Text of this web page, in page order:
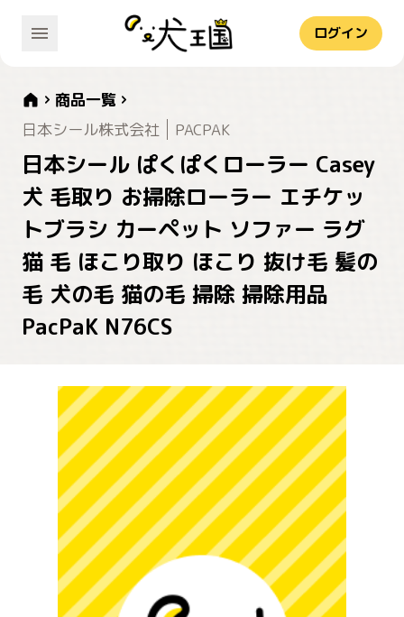
ログイン
商品一覧
日本シール株式会社
PACPAK
日本シール ぱくぱくローラー Casey
犬 毛取り お掃除ローラー エチケッ
トブラシ カーペット ソファー ラグ
猫 毛 ほこり取り ほこり 抜け毛 髪の
毛 犬の毛 猫の毛 掃除 掃除用品
PacPaK N76CS